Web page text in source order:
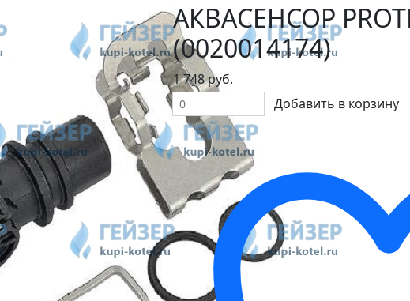
АКВАСЕНСОР
(0020014174)
1 748 руб.
Добавить в корзину